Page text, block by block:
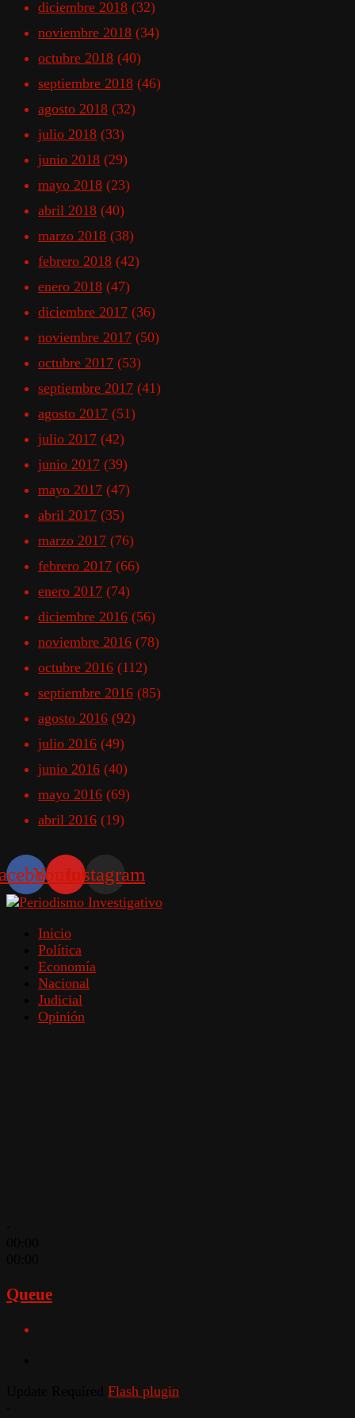
diciembre 2018 (32)
noviembre 2018 (34)
octubre 2018 (40)
septiembre 2018 (46)
agosto 2018 (32)
julio 2018 (33)
junio 2018 (29)
mayo 2018 (23)
abril 2018 (40)
marzo 2018 (38)
febrero 2018 (42)
enero 2018 (47)
diciembre 2017 (36)
noviembre 2017 (50)
octubre 2017 (53)
septiembre 2017 (41)
agosto 2017 (51)
julio 2017 (42)
junio 2017 (39)
mayo 2017 (47)
abril 2017 (35)
marzo 2017 (76)
febrero 2017 (66)
enero 2017 (74)
diciembre 2016 (56)
noviembre 2016 (78)
octubre 2016 (112)
septiembre 2016 (85)
agosto 2016 (92)
julio 2016 (49)
junio 2016 (40)
mayo 2016 (69)
abril 2016 (19)
YoutubeInstagram
Inicio
Política
Economía
Nacional
Judicial
Opinión
Queue
Flash plugin